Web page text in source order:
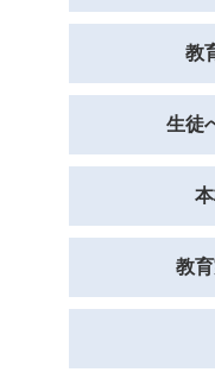
教
生徒
教